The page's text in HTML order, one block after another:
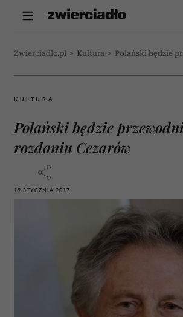
Zwierciadlo.pl > Kultura > Polański będzie
KULTURA
Polański będzie
rozdaniu Cezarów
19 STYCZNIA 2017